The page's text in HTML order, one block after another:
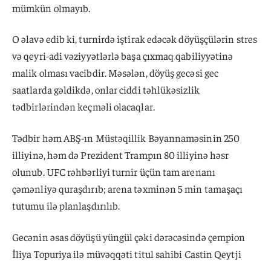
mümkün olmayıb.
O əlavə edib ki, turnirdə iştirak edəcək döyüşçülərin stres
və qeyri-adi vəziyyətlərlə başa çıxmaq qabiliyyətinə
malik olması vacibdir. Məsələn, döyüş gecəsi gec
saatlarda gəldikdə, onlar ciddi təhlükəsizlik
tədbirlərindən keçməli olacaqlar.
Tədbir həm ABŞ-ın Müstəqillik Bəyannaməsinin 250
illiyinə, həm də Prezident Trampın 80 illiyinə həsr
olunub. UFC rəhbərliyi turnir üçün tam arenanı
çəmənliyə quraşdırıb; arena təxminən 5 min tamaşaçı
tutumu ilə planlaşdırılıb.
Gecənin əsas döyüşü yüngül çəki dərəcəsində çempion
İliya Topuriya ilə müvəqqəti titul sahibi Castin Qeytji